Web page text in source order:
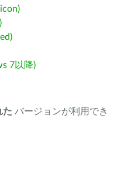
7以降)
た バージョンが利用でき